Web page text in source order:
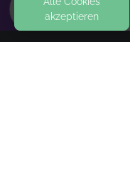
akzeptieren